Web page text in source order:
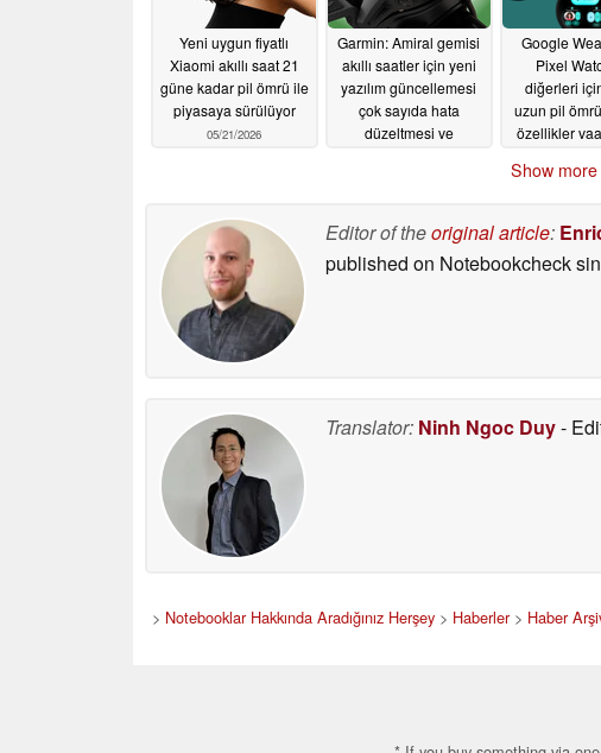
Yeni uygun fiyatlı
Xiaomi akıllı saat 21
güne kadar pil ömrü ile
piyasaya sürülüyor
05/21/2026
Garmin: Amiral gemisi
akıllı saatler için yeni
yazılım güncellemesi
çok sayıda hata
düzeltmesi ve
Google
Pixel
diğerleri
uzun pil
özellikler
Show
Editor of theoriginal article:
published on Notebookcheck
Translator: Ninh Ngoc Duy-
> Notebooklar Hakkında Aradığınız Herşey> Haberler> Haber